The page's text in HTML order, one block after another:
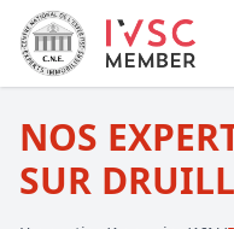
NOS
SUR